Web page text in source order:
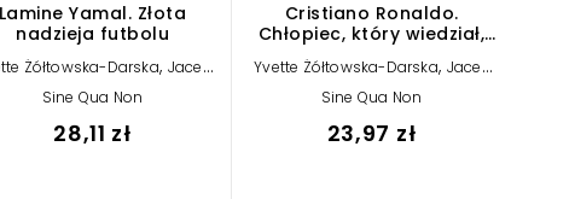
Lamine Yamal. Złota
nadzieja futbolu
Żółtowska-Darska, Jacek
Sarzało
Sine Qua Non
28,11 zł
Cristiano Ronaldo.
Chłopiec, który wiedział,
czego chce
Yvette Żółtowska-Darska, Jacek
Sarzało
Sine Qua Non
23,97 zł